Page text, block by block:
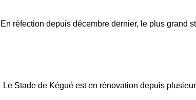
En réfection depuis décembre dernier, le plus grand
Le Stade de Kégué est en rénovation depuis